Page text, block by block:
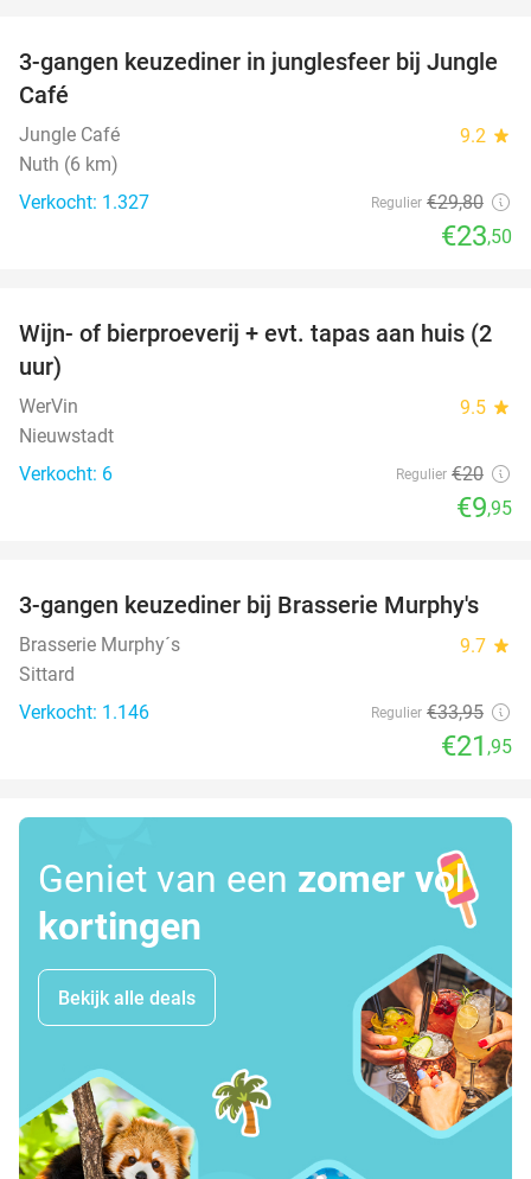
21%
3-gangen keuzediner in junglesfeer bij Jungle
Café
Jungle Café 9.2 star
Nuth (6 km)
Verkocht: 1.327
Regulier €29,80
€23,50
50%
Wijn- of bierproeverij + evt. tapas aan huis (2
uur)
WerVin 9.5 star
Nieuwstadt
Verkocht: 6
Regulier €20
€9,95
35%
3-gangen keuzediner bij Brasserie Murphy's
Brasserie Murphy´s 9.7 star
Sittard
Verkocht: 1.146
Regulier €33,95
€21 ,95
Geniet van een zomer vol
kortingen
Bekijk alle deals